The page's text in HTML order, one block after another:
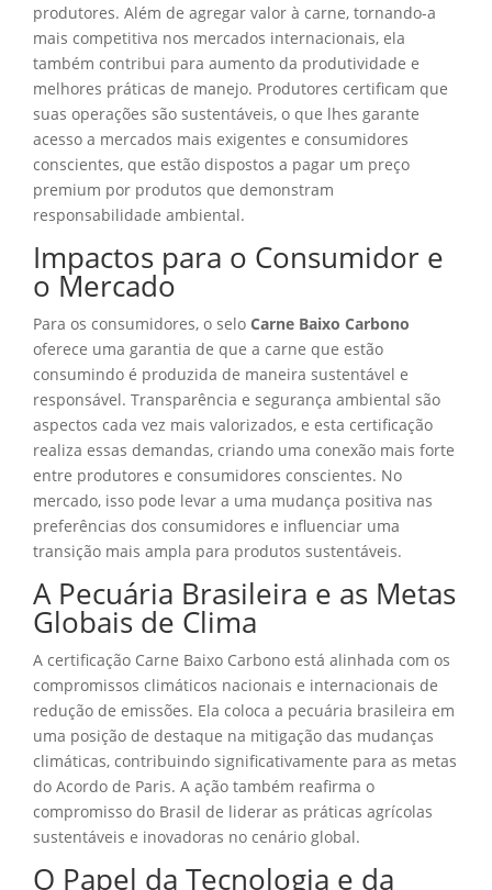
produtores. Além de agregar valor à carne, tornando-a
mais competitiva nos mercados internacionais, ela
também contribui para aumento da produtividade e
melhores práticas de manejo. Produtores certificam que
suas operações são sustentáveis, o que lhes garante
acesso a mercados mais exigentes e consumidores
conscientes, que estão dispostos a pagar um preço
premium por produtos que demonstram
responsabilidade ambiental.
Impactos para o Consumidor e
o Mercado
Para os consumidores, o selo Carne Baixo Carbono
oferece uma garantia de que a carne que estão
consumindo é produzida de maneira sustentável e
responsável. Transparência e segurança ambiental são
aspectos cada vez mais valorizados, e esta certificação
realiza essas demandas, criando uma conexão mais forte
entre produtores e consumidores conscientes. No
mercado, isso pode levar a uma mudança positiva nas
preferências dos consumidores e influenciar uma
transição mais ampla para produtos sustentáveis.
A Pecuária Brasileira e as Metas
Globais de Clima
A certificação Carne Baixo Carbono está alinhada com os
compromissos climáticos nacionais e internacionais de
redução de emissões. Ela coloca a pecuária brasileira em
uma posição de destaque na mitigação das mudanças
climáticas, contribuindo significativamente para as metas
do Acordo de Paris. A ação também reafirma o
compromisso do Brasil de liderar as práticas agrícolas
sustentáveis e inovadoras no cenário global.
O Papel da Tecnologia e da